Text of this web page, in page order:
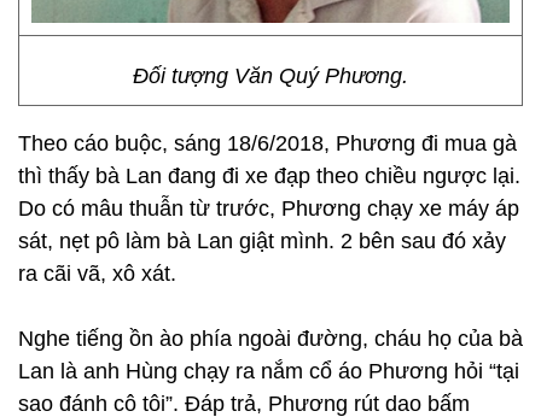
Đối tượng Văn Quý Phương.
Theo cáo buộc, sáng 18/6/2018, Phương đi mua gà
thì thấy bà Lan đang đi xe đạp theo chiều ngược lại.
Do có mâu thuẫn từ trước, Phương chạy xe máy áp
sát, nẹt pô làm bà Lan giật mình. 2 bên sau đó xảy
ra cãi vã, xô xát.
Nghe tiếng ồn ào phía ngoài đường, cháu họ của bà
Lan là anh Hùng chạy ra nắm cổ áo Phương hỏi “tại
sao đánh cô tôi”. Đáp trả, Phương rút dao bấm